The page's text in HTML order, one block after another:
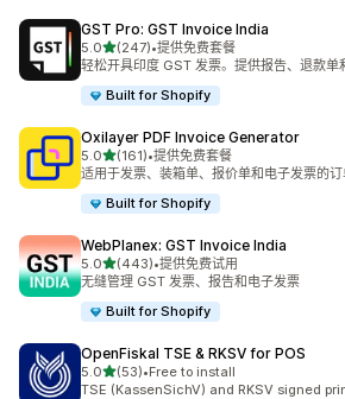
GST Pro: GST Invoice India
5.0星（满分 5 星）
(247)
总共 247 条评论
•提供免费套餐
轻松开具印度 GST 发票。提供报告、退款单
Built for Shopify
Oxilayer PDF Invoice Generator
5.0星（满分 5 星）
(161)
总共 161 条评论
•提供免费套餐
适用于发票、装箱单、报价单和电子发票的
Built for Shopify
WebPlanex: GST Invoice India
5.0星（满分 5 星）
(443)
总共 443 条评论
•提供免费试用
无缝管理 GST 发票、报告和电子发票
Built for Shopify
OpenFiskal TSE & RKSV for POS
5.0星（满分 5 星）
(53)
总共 53 条评论
•Free to install
TSE (KassenSichV) and RKSV signed